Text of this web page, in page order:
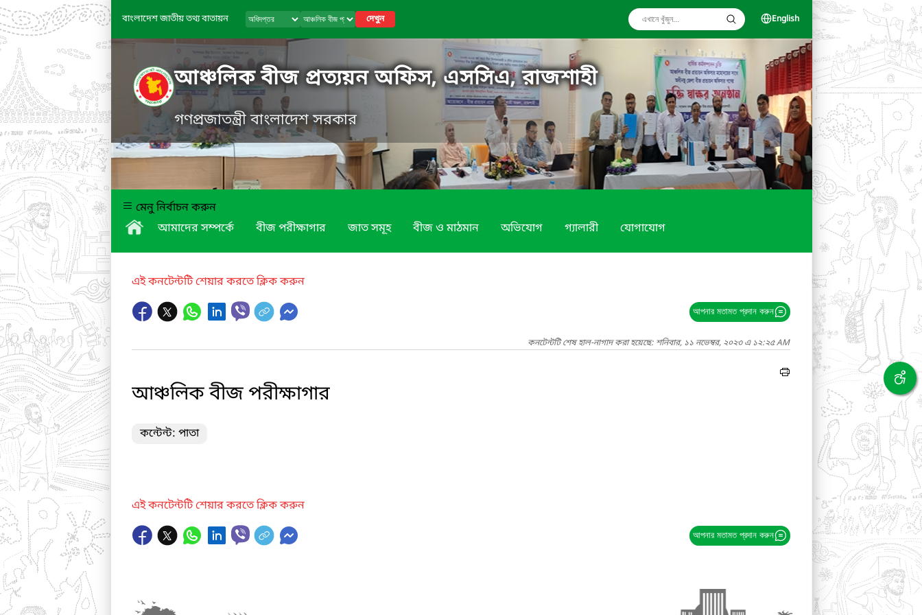
বাংলাদেশ জাতীয় তথ্য বাতায়ন দেখুন English
আঞ্চলিক বীজ প্রত্যয়ন অফিস, এসসিএ, রাজশাহী
গণপ্রজাতন্ত্রী বাংলাদেশ সরকার
মেনু নির্বাচন করুন
আমাদের সম্পর্কে
বীজ পরীক্ষাগার জাত সমূহ বীজ ও মাঠমান অভিযোগ গ্যালারী যোগাযোগ
এই কনটেন্টটি শেয়ার করতে ক্লিক করুন
আপনার মতামত প্রদান করুন
কনটেন্টটি শেষ হাল-নাগাদ করা হয়েছে: শনিবার, ১১ নভেম্বর, ২০২৩ এ ১২:২৫ AM
আঞ্চলিক বীজ পরীক্ষাগার
কন্টেন্ট: পাতা
এই কনটেন্টটি শেয়ার করতে ক্লিক করুন
আপনার মতামত প্রদান করুন